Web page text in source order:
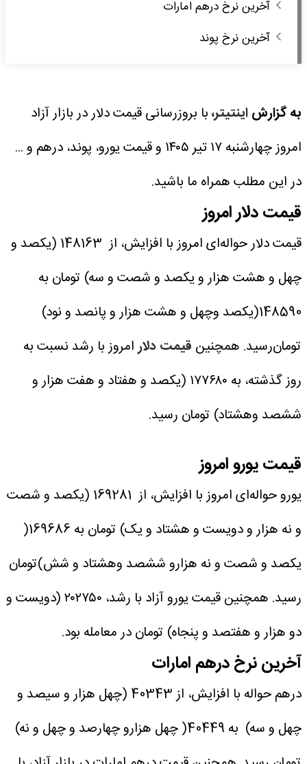
آخرین نرخ درهم امارات
آخرین نرخ پوند
به گزارشاینتیتر،با بروزرسانی قیمت دلار در بازار آزاد
امروز چهارشنبه ۱۷ تیر ۱۴۰۵ و قیمت یورو، پوند، درهم و ...
در این مطلب همراه ما باشید.
قیمت دلار امروز
قیمت دلار حواله‌ای امروز با افزایش، از 148163 (یکصد و
چهل و هشت هزار و یکصد و شصت و سه) تومان به
148590(یکصد و‌چهل و هشت هزار و پانصد و نود)
تومان‌رسید. همچنین قیمت دلارامروز با رشد نسبت به
روز گذشته، به ۱۷۷۶۸۰ (یکصد و هفتاد و هفت هزار و
ششصد و‌هشتاد) تومان رسید.
قیمت یورو امروز
یورو حواله‌ای امروز با افزایش، از 169281 (یکصد و شصت
و نه هزار و دویست و هشتاد و یک) تومان به 169686(
یکصد و شصت و نه هزارو ششصد و‌هشتاد و شش)‌تومان
رسید.
همچنین قیمت یورو آزاد با رشد، ۲۰۲۷۵۰ (دویست و
دو هزار و هفتصد و پنجاه) تومان در معامله بود.
آخرین نرخ درهم امارات
درهم حواله با افزایش، از 40343 (چهل هزار و سیصد و
چهل و سه) به 40449( چهل هزارو چهارصد و چهل و نه)